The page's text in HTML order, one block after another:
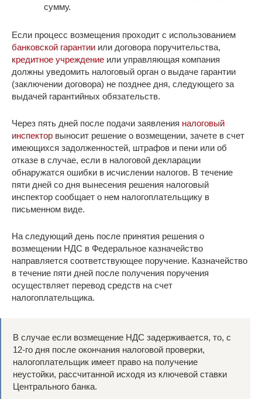
сумму.
Если процесс возмещения проходит с использованием
банковской гарантии или договора поручительства,
кредитное учреждение или управляющая компания
должны уведомить налоговый орган о выдаче гарантии
(заключении договора) не позднее дня, следующего за
выдачей гарантийных обязательств.
Через пять дней после подачи заявления налоговый
инспектор выносит решение о возмещении, зачете в счет
имеющихся задолженностей, штрафов и пени или об
отказе в случае, если в налоговой декларации
обнаружатся ошибки в исчислении налогов. В течение
пяти дней со дня вынесения решения налоговый
инспектор сообщает о нем налогоплательщику в
письменном виде.
На следующий день после принятия решения о
возмещении НДС в Федеральное казначейство
направляется соответствующее поручение. Казначейство
в течение пяти дней после получения поручения
осуществляет перевод средств на счет
налогоплательщика.
В случае если возмещение НДС задерживается, то, с
12-го дня после окончания налоговой проверки,
налогоплательщик имеет право на получение
неустойки, рассчитанной исходя из ключевой ставки
Центрального банка.